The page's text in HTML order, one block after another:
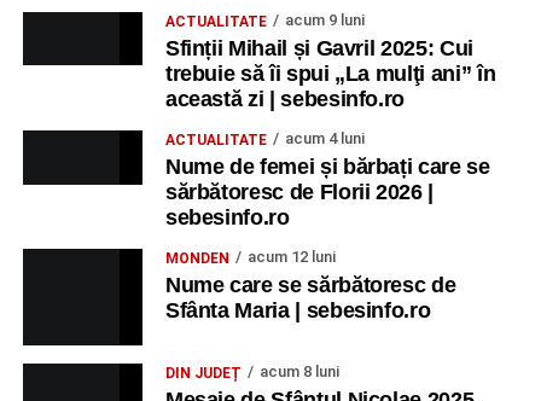
ACTUALITATE acum 9 luni
Sfinții Mihail și Gavril 2025: Cui
trebuie să îi spui „La mulţi ani” în
această zi | sebesinfo.ro
ACTUALITATE acum 4 luni
Nume de femei și bărbați care se
sărbătoresc de Florii 2026 |
sebesinfo.ro
MONDEN acum 12 luni
Nume care se sărbătoresc de
Sfânta Maria | sebesinfo.ro
DIN JUDEȚ acum 8 luni